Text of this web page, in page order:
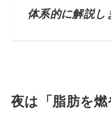
体系的に解説し
夜は「脂肪を